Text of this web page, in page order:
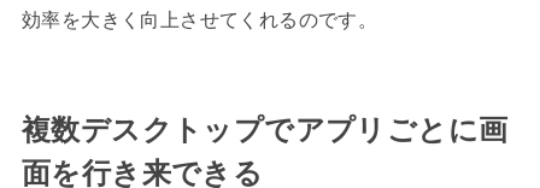
効率を大きく向上させてくれるのです。
複数デスクトップでアプリごとに画
面を行き来できる